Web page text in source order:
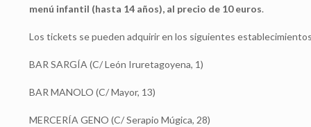
menú infantil (hasta 14 años), al precio de 10 euros.
Los tickets se pueden adquirir en los siguientes
BAR SARGÍA (C/ León Iruretagoyena, 1)
BAR MANOLO (C/ Mayor, 13)
MERCERÍA GENO (C/ Serapio Múgica, 28)